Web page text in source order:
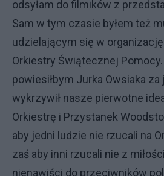
odsyłam do filmików z
Sam w tym czasie byłem też
udzielającym się w
Orkiestry Świątecznej
powiesiłbym Jurka Owsiaka za
wykrzywił nasze pierwotne
Orkiestrę i Przystanek
aby jedni ludzie nie rzucali na
zaś aby inni rzucali nie z
nienawiści do przeciwników